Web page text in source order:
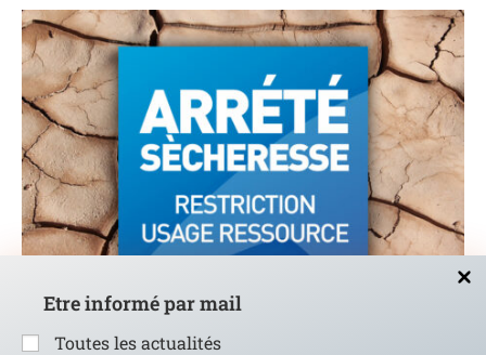
Etre informé par mail
Toutes les actualités
au 4 juillet 2023
8 juillet 2023